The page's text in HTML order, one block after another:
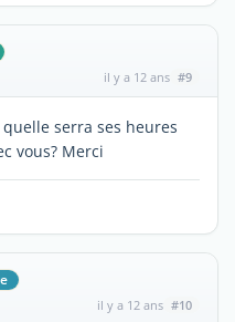
il y a 12 ans #9
serra ses heures
vous? Merci
il y a 12 ans #10